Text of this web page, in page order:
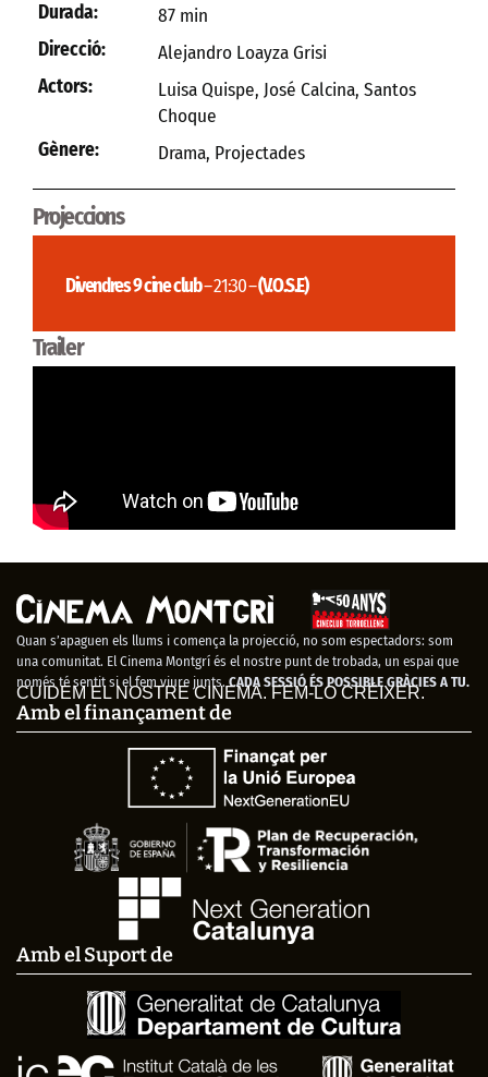
Durada:
87 min
Direcció:
Alejandro Loayza Grisi
Actors:
Luisa Quispe, José Calcina, Santos
Choque
Gènere:
Drama, Projectades
Projeccions
Divendres 9 cine club– 21:30 –(V.O.S.E)
Trailer
Quan s’apaguen els llums i comença la projecció, no som espectadors: som
una comunitat. El Cinema Montgrí és el nostre punt de trobada, un espai que
només té sentit si el fem viure junts. CADA SESSIÓ ÉS POSSIBLE GRÀCIES A TU.
CUIDEM EL NOSTRE CINEMA. FEM-LO CRÉIXER.
Amb el finançament de
Amb el Suport de